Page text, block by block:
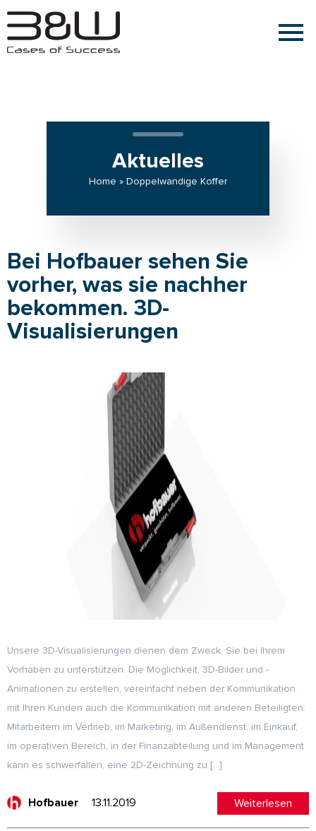
Aktuelles
Home » Doppelwandige Koffer
Bei Hofbauer sehen Sie
vorher, was sie nachher
bekommen. 3D-
Visualisierungen
Unsere 3D-Visualisierungen dienen dem Zweck, Sie bei Ihrem
Vorhaben zu unterstützen. Die Möglichkeit, 3D-Bilder und -
Animationen zu erstellen, vereinfacht neben der Kommunikation
mit Ihren Kunden auch die Kommunikation mit anderen Beteiligten:
Mitarbeitern im Vertrieb, im Marketing, im Außendienst, im Einkauf,
im operativen Bereich, in der Finanzabteilung und im Management
kann es schwerfallen, eine 2D-Zeichnung zu […]
Hofbauer 13.11.2019 Weiterlesen